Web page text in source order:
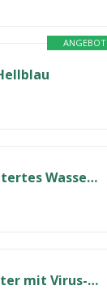
ANGEBOT
ALPENWERT Wasserfilter Outdoor - Trinkwasserfilter für 4000 Liter gefiltertes Wasser - Trinkwasseraufbereitung die 99,99% aller Keime und Bakterien abtötet
Bachgold® Squeeze Wasserfilter Outdoor – Ultraleichter Trinkwasserfilter mit Virus-Filtration für Camping, Survival, Notfall, Bushcraft | Filtert Viren, Bakterien & Mikroplastik (Grau, 1000ml)